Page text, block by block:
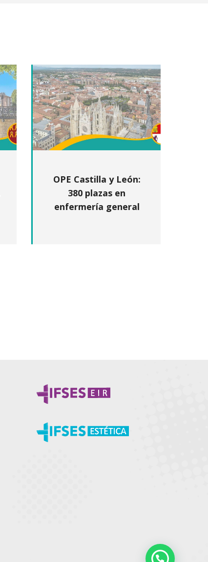
OPE Castilla y León:
380 plazas en
enfermería general